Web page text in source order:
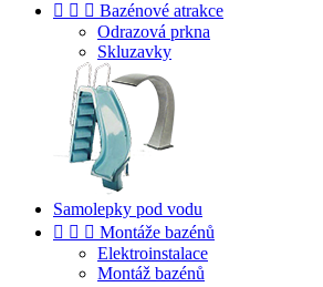
   Bazénové atrakce
Odrazová prkna
Skluzavky
Samolepky pod vodu
   Montáže bazénů
Elektroinstalace
Montáž bazénů